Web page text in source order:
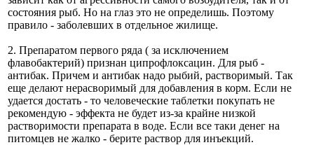
состояния рыб. Но на глаз это не определишь. Поэтому
правило - заболевших в отдельное жилище.
2. Препаратом первого ряда ( за исключением
флавобактерий) признан ципрофлоксацин. Для рыб -
антибак. Причем и антибак надо рыбий, растворимый. Так
еще делают нерасворимый для добавления в корм. Если не
удается достать - то человеческие таблетки покупать не
рекомендую - эффекта не будет из-за крайне низкой
растворимости препарата в воде. Если все таки денег на
питомцев не жалко - берите раствор для инъекций.